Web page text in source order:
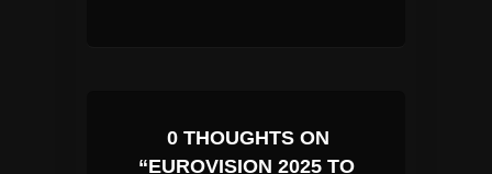
0 THOUGHTS ON
“EUROVISION 2025 ΤΟ